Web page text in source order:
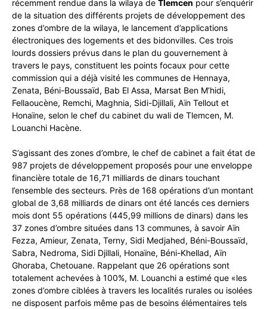
récemment rendue dans la wilaya de Tlemcen pour s’enquérir
de la situation des différents projets de développement des
zones d’ombre de la wilaya, le lancement d’applications
électroniques des logements et des bidonvilles. Ces trois
lourds dossiers prévus dans le plan du gouvernement à
travers le pays, constituent les points focaux pour cette
commission qui a déjà visité les communes de Hennaya,
Zenata, Béni-Boussaïd, Bab El Assa, Marsat Ben M’hidi,
Fellaoucène, Remchi, Maghnia, Sidi-Djillali, Aïn Tellout et
Honaïne, selon le chef du cabinet du wali de Tlemcen, M.
Louanchi Hacène.
S’agissant des zones d’ombre, le chef de cabinet a fait état de
987 projets de développement proposés pour une enveloppe
financière totale de 16,71 milliards de dinars touchant
l’ensemble des secteurs. Près de 168 opérations d’un montant
global de 3,68 milliards de dinars ont été lancés ces derniers
mois dont 55 opérations (445,99 millions de dinars) dans les
37 zones d’ombre situées dans 13 communes, à savoir Aïn
Fezza, Amieur, Zenata, Terny, Sidi Medjahed, Béni-Boussaïd,
Sabra, Nedroma, Sidi Djillali, Honaïne, Béni-Khellad, Aïn
Ghoraba, Chetouane. Rappelant que 26 opérations sont
totalement achevées à 100%, M. Louanchi a estimé que «les
zones d’ombre ciblées à travers les localités rurales ou isolées
ne disposent parfois même pas de besoins élémentaires tels